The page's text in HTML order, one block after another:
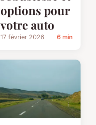
options pour
votre auto
17 février 2026 6 min